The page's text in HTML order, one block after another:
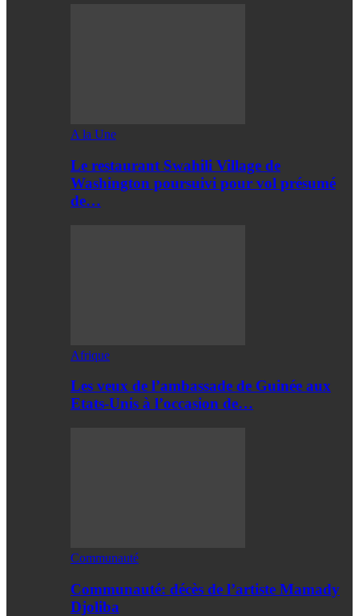
A la Une
Le restaurant Swahili Village de
Washington poursuivi pour vol présumé
de…
Afrique
Les veux de l’ambassade de Guinée aux
Etats-Unis à l’occasion de…
Communauté
Communauté: décès de l’artiste Mamady
Djoliba